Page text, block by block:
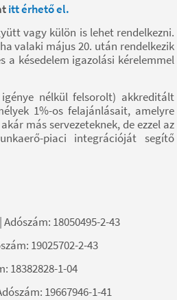
itt érhető el.
vagy külön is lehet rendelkezni.
valaki május 20. után rendelkezik
a késedelem igazolási kérelemmel
nélkül felsorolt) akkreditált
1%-os felajánlásait, amelyre
más servezeteknek, de ezzel az
piaci integrációját segítő
| Adószám: 18050495-2-43
19025702-2-43
18382828-1-04
19667946-1-41